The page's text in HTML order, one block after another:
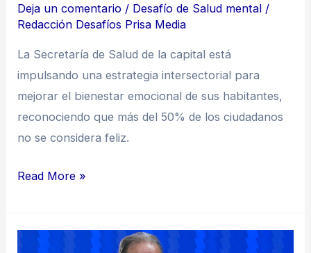
Deja un comentario / Desafío de Salud mental /
Redacción Desafíos Prisa Media
La Secretaría de Salud de la capital está
impulsando una estrategia intersectorial para
mejorar el bienestar emocional de sus habitantes,
reconociendo que más del 50% de los ciudadanos
no se considera feliz.
Read More »
Salud